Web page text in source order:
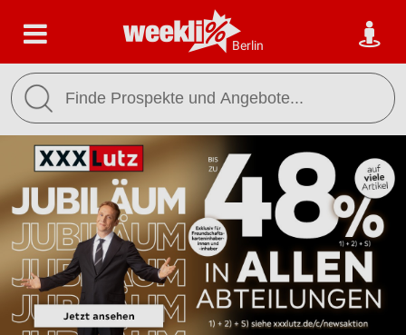
Berlin